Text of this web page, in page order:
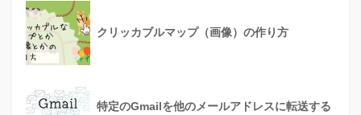
クリッカブルマップ（画像）の作り方
特定のGmailを他のメールアドレスに転送する